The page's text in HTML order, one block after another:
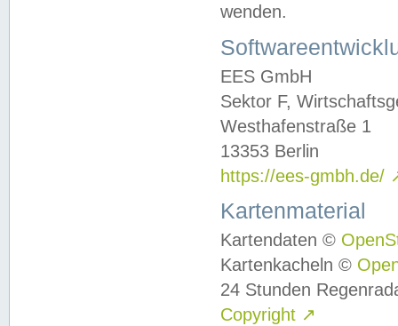
wenden.
EES GmbH
Sektor F,
Westhafenstraße 1
13353 Berlin
https://ees-gmbh.de/
Kartenmaterial
Kartendaten ©
Kartenkacheln ©
24 Stunden
Copyright ↗